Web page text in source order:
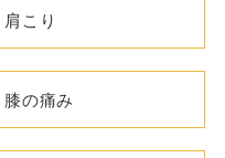
肩こり
膝の痛み